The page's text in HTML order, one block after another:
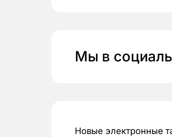
Мы в
Новые электронные